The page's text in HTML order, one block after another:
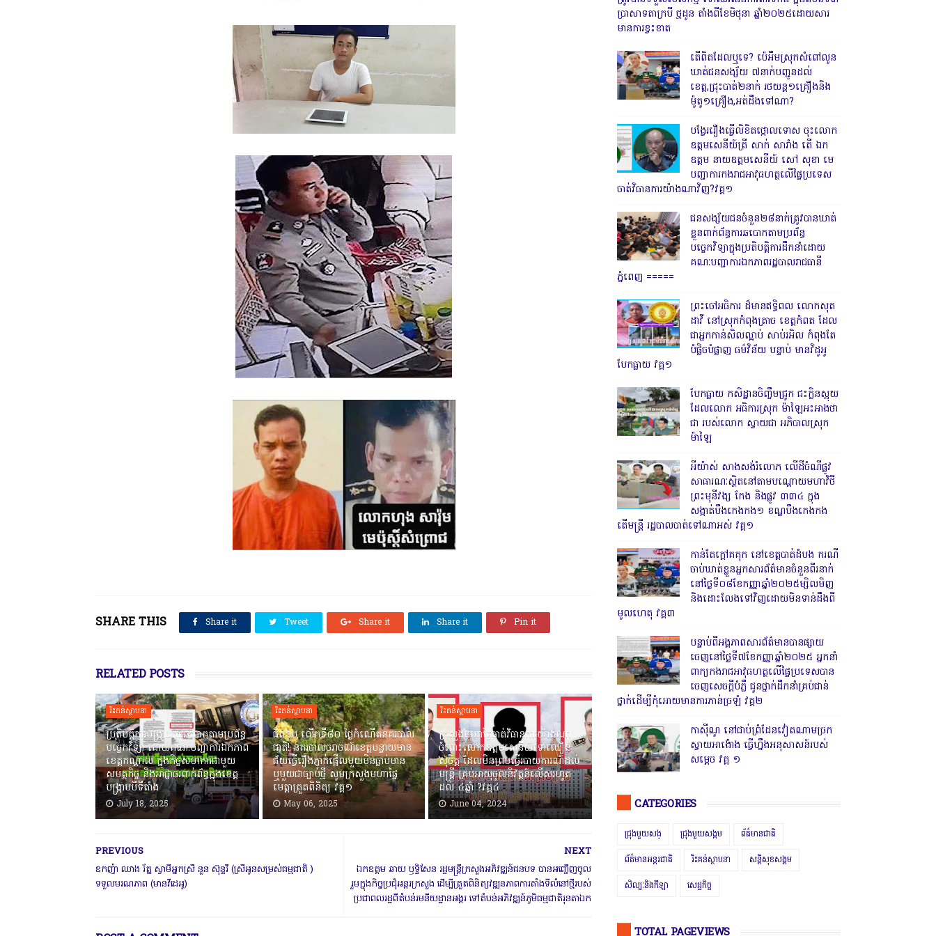
SHARE THIS Share it Tweet Share it Share it Pin it
RELATED POSTS
រិះគន់ស្ថាបនា
ប្រតិបត្តិការបង្រ្កាបការឆបោកតាមប្រព័ន្ធ
បច្ចេកវិទ្យា ដោយគណៈបញ្ជាការឯកភាព
ខេត្តកណ្តាល ក្នុងកិច្ចសហការជាមួយ
សមត្ថកិច្ច និងអាជ្ញាធរពាក់ព័ន្ធក្នុងខេត្ត
បង្ក្រាបបីទីតាំង
July 18, 2025
រិះគន់ស្ថាបនា
ជិតខួប លើកទី៨០ ថ្ងៃកំណើតនគរបាល
ជាតិ! នគរបាលចរាចណ៍ខេត្តបន្ទាយមាន
ជ័យធ្វើរឿងភ្ញាក់ផ្អើលមួយមិនធ្លាប់មាន
ឬមួយជាច្បាប់ថ្មី សូមក្រសួងមហាផ្ទៃ
មេត្តាត្រួតពិនិត្យ វគ្គ១
May 06, 2025
រិះគន់ស្ថាបនា
ក្រសួងមហាផ្ទៃចាត់វិធានការយ៉ាងណា
ចំពោះលោកឧត្តមសេនីយ៍ទោឈឿន
សុចិត្ត ដែលមិនព្រមធ្វើរបាយការណ៍ដល់
មន្ត្រី គ្រប់អាយុចូលនិវត្តន៍លើសរហូត
ដល់ ៤ឆ្នាំ ?វគ្គ៤
June 04, 2024
NEXT
ឯកឧត្តម ឆាយ ឫទ្ធិសែន រដ្ឋមន្រ្ដីក្រសួងអភិវឌ្ឍន៍ជនបទ បានអញ្ជើញចូល
រួមក្នុងកិច្ចប្រជុំអន្ដរក្រសួង ដើម្បីត្រួតពិនិត្យវឌ្ឍនភាពការតាំងទីលំនៅថ្មីរបស់
ប្រជាពលរដ្ឋពីតំបន់រមនីយដ្ឋានអង្គរ ទៅតំបន់អភិវឌ្ឍន៍ភូមិធម្មជាតិរុនតាឯក
PREVIOUS
ឧកញ៉ា ឈាង រ័ត្ន ស្វាមីអ្នកស្រី នួន ស៊ុន្ទរី (ស្រីអូនសម្រស់ធម្មជាតិ )
ទទួលមរណភាព (មានវីដេអូ)
ប្រាសាទតាក្របី ថ្មដូន តាំងពីខែមិថុនា ឆ្នាំ២០២៥ដោយសារ
មានការខ្វះខាត
តើពិតដែលឬទេ? ប៉េអឹមស្រុកសំពៅលូន
ឃាត់ជនសង្ស័យ ៧នាក់បញ្ជូនដល់
ខេត្ត,ជ្រុះបាត់២នាក់ រថយន្ត១គ្រឿងនិង
ម៉ូតូ១គ្រឿង,អត់ដឹងទៅណា?
បង្វែររឿងធ្វើលិខិតថ្កោលទោស ចុះលោក
ឧត្តមសេនីយ៍ត្រី សាក់ សារាំង តើ ឯក
ឧត្តម នាយឧត្តមសេនីយ៍ សៅ សុខា មេ
បញ្ជាការកងរាជអាវុធហត្ថលើផ្ទៃប្រទេស
ចាត់វិធានការយ៉ាងណាវិញ?វគ្គ១
ជនសង្ស័យជនចំនួន២៨នាក់ត្រូវបានឃាត់
ខ្លួនពាក់ព័ន្ធការឆបោកតាមប្រព័ន្ធ
បច្ចេកវិទ្យាក្នុងប្រតិបត្តិការដឹកនាំដោយ
គណៈបញ្ជាការឯកភាពរដ្ឋបាលរាជធានី
ភ្នំពេញ ‎=====
ព្រះចៅអធិការ ដ៏មានឥទ្ធិពល លោកសុត
ដាវី នៅស្រុកកំពុងត្រាច ខេត្តកំពត ដែល
ជាអ្នកកាន់សិលល្អាប់ សាប់រអិល កំពុងតែ
បំផ្លិចបំផ្លាញ ធម៌វិន័យ បន្ទាប់ មានវិដូអូ
បែកធ្លាយ វគ្គ១
បែកធ្លាយ កសិដ្ឋានចិញ្ចឹមជ្រូក ជះក្លិនស្អុយ
ដែលលោក អធិការស្រុក ម៉ាឡៃអះអាងថា
ជា របស់លោក ស្វាយជា អភិបាលស្រុក
ម៉ាឡៃ
អីយ៉ាស់ សាងសង់រំលោភ លើដីចំណីផ្លូវ
សាធារណៈស្ថិតនៅតាមបណ្ដោយមហាវិថី
ព្រះមុនីវង្ស កែង និងផ្លូវ ៣៣៤ ក្នុង
សង្កាត់បឹងកេងកង១ ខណ្ឌបឹងកេងកង
តើមន្ត្រី រដ្ឋបាលបាត់ទៅណាអស់ វគ្គ១
កាន់តែក្តៅគគុក នៅខេត្តបាត់ដំបង ករណី
ចាប់ឃាត់ខ្លួនអ្នកសារព័ត៌មានចំនួនពីរនាក់
នៅថ្ងៃទី០៨ខែកញ្ញាឆ្នាំ២០២៥ម្សិលមិញ
និងដោះលែងទៅវិញដោយមិនទាន់ដឹងពី
មូលហេតុ វគ្គ៣
បន្ទាប់ពីអង្គភាពសារព័ត៌មានបានផ្សាយ
ចេញនៅថ្ងៃទី៧ខែកញ្ញាឆ្នាំ២០២៥ អ្នកនាំ
ពាក្យកងរាជអាវុធហត្ថលើផ្ទៃប្រទេសបាន
ចេញសេចក្តីបំភ្លឺ ជូនថ្នាក់ដឹកនាំគ្រប់ជាន់
ថ្នាក់ដើម្បីកុំអោយមានការភាន់ច្រឡំ វគ្គ២
កាសុីណូ នៅជាប់ព្រំដែនវៀតណាមច្រក
ស្វាយអាង៉ោង ធ្វើហ្នឹងអនុសាសន៍របស់
សម្ដេច វគ្គ ១
CATEGORIES
ជ្រុងមួយសង្ ជ្រុងមួយសង្គម ព័ត៌មានជាតិ
ព័ត៌មានអន្តរជាតិ រិះគន់ស្ថាបនា សន្តិសុខសង្គម
សិល្បៈនិងកីឡា សេដ្ឋកិច្ច
TOTAL PAGEVIEWS